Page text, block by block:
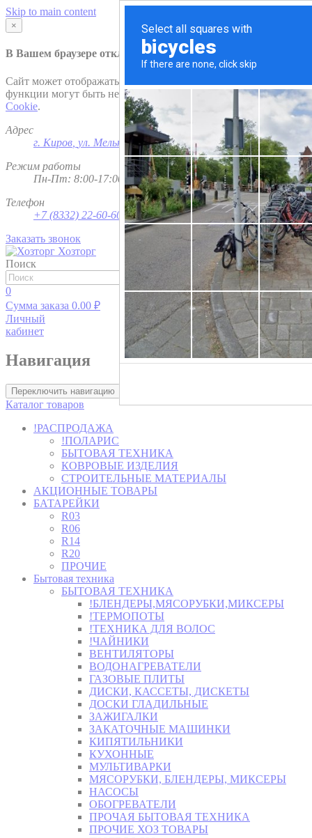
Skip to main content
×
В Вашем браузере отключена поддержкаCookie
Сайт может отображаться некорректно и/или некоторые
функции могут быть недоступны. Рекомендуем включить
Cookie.
Адрес
г. Киров ул. Мельничная, д. 1
Режим работы
Пн-Пт: 8:00-17:00; Сб - Вс - выходной
Телефон
+7 (8332) 22-60-60
Заказать звонок
Хозторг
Поиск
Найти
0
Сумма заказа 0.00 ₽
Личный
кабинет
Навигация
Переключить навигацию
Каталог товаров
!РАСПРОДАЖА
!ПОЛАРИС
БЫТОВАЯ ТЕХНИКА
КОВРОВЫЕ ИЗДЕЛИЯ
СТРОИТЕЛЬНЫЕ МАТЕРИАЛЫ
АКЦИОННЫЕ ТОВАРЫ
БАТАРЕЙКИ
R03
R06
R14
R20
ПРОЧИЕ
Бытовая техника
БЫТОВАЯ ТЕХНИКА
!БЛЕНДЕРЫ,МЯСОРУБКИ,МИКСЕРЫ
!ТЕРМОПОТЫ
!ТЕХНИКА ДЛЯ ВОЛОС
!ЧАЙНИКИ
ВЕНТИЛЯТОРЫ
ВОДОНАГРЕВАТЕЛИ
ГАЗОВЫЕ ПЛИТЫ
ДИСКИ, КАССЕТЫ, ДИСКЕТЫ
ДОСКИ ГЛАДИЛЬНЫЕ
ЗАЖИГАЛКИ
ЗАКАТОЧНЫЕ МАШИНКИ
КИПЯТИЛЬНИКИ
КУХОННЫЕ
МУЛЬТИВАРКИ
МЯСОРУБКИ, БЛЕНДЕРЫ, МИКСЕРЫ
НАСОСЫ
ОБОГРЕВАТЕЛИ
ПРОЧАЯ БЫТОВАЯ ТЕХНИКА
ПРОЧИЕ ХОЗ ТОВАРЫ